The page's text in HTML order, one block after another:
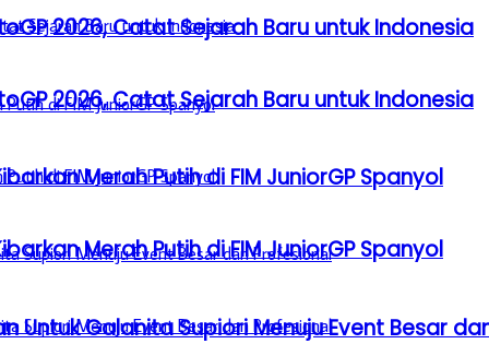
2026, Catat Sejarah Baru untuk Indonesia
Merah Putih di FIM JuniorGP Spanyol
Untuk Galanita Supiori Menuju Event Besar
2026, Catat Sejarah Baru untuk Indonesia
Merah Putih di FIM JuniorGP Spanyol